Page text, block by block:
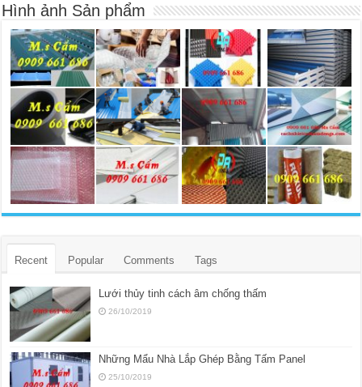
Hình ảnh Sản phẩm
Recent Popular Comments Tags
Lưới thủy tinh cách âm chống thấm
26/10/2019
Những Mẩu Nhà Lắp Ghép Bằng Tấm Panel
25/10/2019